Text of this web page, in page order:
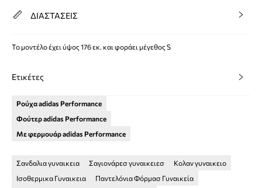
ΔΙΑΣΤΑΣΕΙΣ
Το μοντέλο έχει ύψος 176 εκ. και φοράει μέγεθος S
Ετικέτες
Ρούχα adidas Performance
Φούτερ adidas Performance
Με φερμουάρ adidas Performance
Σανδαλια γυναικεια Σαγιονάρεσ γυναικειεσ
Κολαν γυναικειο
Ισοθερμικα Γυναικεια
Παντελόνια Φόρμασ Γυναικεία